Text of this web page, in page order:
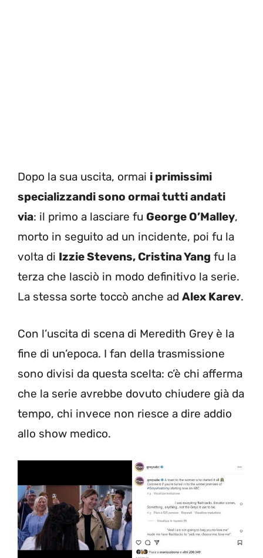
Dopo la sua uscita, ormai i primissimi
specializzandi sono ormai tutti andati
via: il primo a lasciare fu George O’Malley,
morto in seguito ad un incidente, poi fu la
volta di Izzie Stevens, Cristina Yang fu la
terza che lasciò in modo definitivo la serie.
La stessa sorte toccò anche ad Alex Karev.
Con l’uscita di scena di Meredith Grey è la
fine di un’epoca. I fan della trasmissione
sono divisi da questa scelta: c’è chi afferma
che la serie avrebbe dovuto chiudere già da
tempo, chi invece non riesce a dire addio
allo show medico.